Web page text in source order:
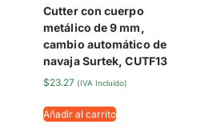
Cutter con cuerpo
metálico de 9 mm,
cambio automático de
navaja Surtek, CUTF13
$23.27 (IVA Incluido)
Añadir al carrito